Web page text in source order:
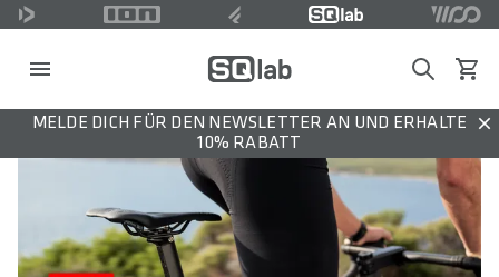
Search
MELDE DICH FÜR DEN NEWSLETTER AN UND ERHALTE
10% RABATT